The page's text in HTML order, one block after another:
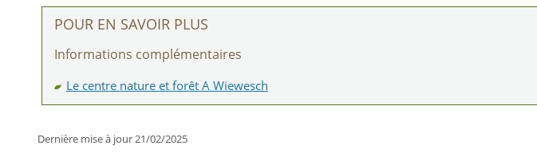
POUR EN SAVOIR PLUS
Informations complémentaires
Le centre nature et forêt A Wiewesch
Dernière mise à jour21/02/2025